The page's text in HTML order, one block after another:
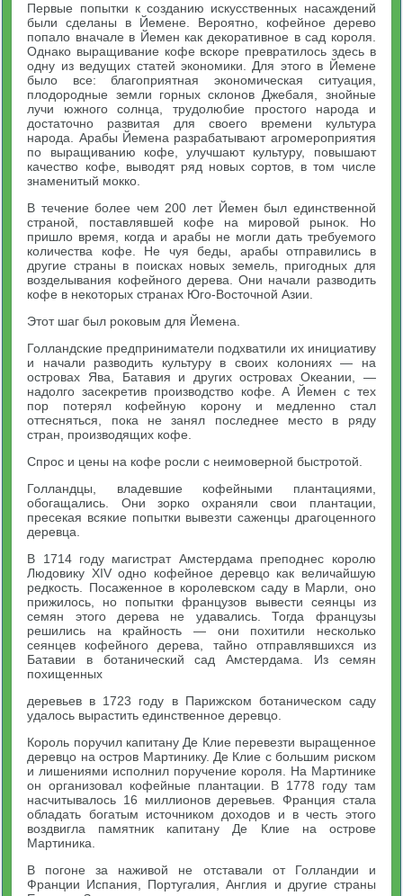
Первые попытки к созданию искусственных насаждений
были сделаны в Йемене. Вероятно, кофейное дерево
попало вначале в Йемен как декоративное в сад короля.
Однако выращивание кофе вскоре превратилось здесь в
одну из ведущих статей экономики. Для этого в Йемене
было все: благоприятная экономическая ситуация,
плодородные земли горных склонов Джебаля, знойные
лучи южного солнца, трудолюбие простого народа и
достаточно развитая для своего времени культура
народа. Арабы Йемена разрабатывают агромероприятия
по выращиванию кофе, улучшают культуру, повышают
качество кофе, выводят ряд новых сортов, в том числе
знаменитый мокко.
В течение более чем 200 лет Йемен был единственной
страной, поставлявшей кофе на мировой рынок. Но
пришло время, когда и арабы не могли дать требуемого
количества кофе. Не чуя беды, арабы отправились в
другие страны в поисках новых земель, пригодных для
возделывания кофейного дерева. Они начали разводить
кофе в некоторых странах Юго-Восточной Азии.
Этот шаг был роковым для Йемена.
Голландские предприниматели подхватили их инициативу
и начали разводить культуру в своих колониях — на
островах Ява, Батавия и других островах Океании, —
надолго засекретив производство кофе. А Йемен с тех
пор потерял кофейную корону и медленно стал
оттесняться, пока не занял последнее место в ряду
стран, производящих кофе.
Спрос и цены на кофе росли с неимоверной быстротой.
Голландцы, владевшие кофейными плантациями,
обогащались. Они зорко охраняли свои плантации,
пресекая всякие попытки вывезти саженцы драгоценного
деревца.
В 1714 году магистрат Амстердама преподнес королю
Людовику XIV одно кофейное деревцо как величайшую
редкость. Посаженное в королевском саду в Марли, оно
прижилось, но попытки французов вывести сеянцы из
семян этого дерева не удавались. Тогда французы
решились на крайность — они похитили несколько
сеянцев кофейного дерева, тайно отправлявшихся из
Батавии в ботанический сад Амстердама. Из семян
похищенных
деревьев в 1723 году в Парижском ботаническом саду
удалось вырастить единственное деревцо.
Король поручил капитану Де Клие перевезти выращенное
деревцо на остров Мартинику. Де Клие с большим риском
и лишениями исполнил поручение короля. На Мартинике
он организовал кофейные плантации. В 1778 году там
насчитывалось 16 миллионов деревьев. Франция стала
обладать богатым источником доходов и в честь этого
воздвигла памятник капитану Де Клие на острове
Мартиника.
В погоне за наживой не отставали от Голландии и
Франции Испания, Португалия, Англия и другие страны